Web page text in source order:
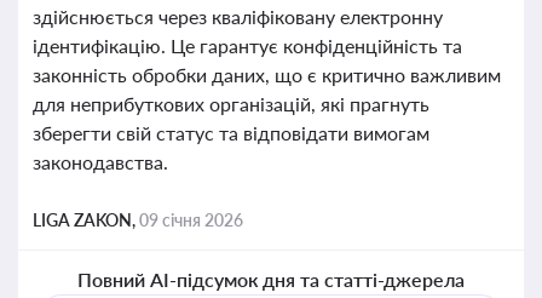
здійснюється через кваліфіковану електронну
ідентифікацію. Це гарантує конфіденційність та
законність обробки даних, що є критично важливим
для неприбуткових організацій, які прагнуть
зберегти свій статус та відповідати вимогам
законодавства.
LIGA ZAKON,09 січня 2026
Повний AI-підсумок дня та статті-джерела